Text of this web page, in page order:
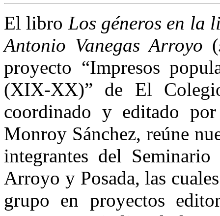
El libro Los géneros en la
Antonio Vanegas Arroyo (
proyecto “Impresos
(XIX-XX)” de El
coordinado y editado
Monroy Sánchez, reúne
integrantes del Seminario
Arroyo y Posada, las
grupo en proyectos